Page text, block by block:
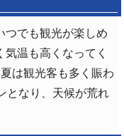
つでも観光が楽しめ
温も高くなってく
は観光客も多く賑わ
となり、天候が荒れ